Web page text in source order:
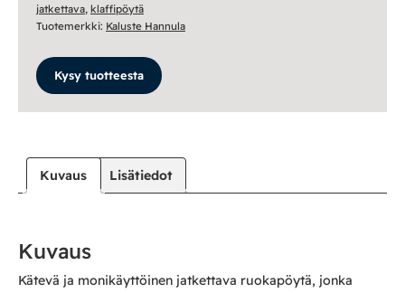
jatkettava, klaffipöytä
Tuotemerkki: Kaluste Hannula
Kysy tuotteesta
Kuvaus Lisätiedot
Kuvaus
Kätevä ja monikäyttöinen jatkettava ruokapöytä, jonka